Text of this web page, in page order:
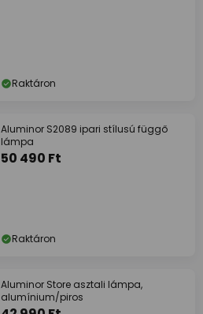
Raktáron
Aluminor S2089 ipari stílusú függő
lámpa
50 490 Ft
Raktáron
Aluminor Store asztali lámpa,
alumínium/piros